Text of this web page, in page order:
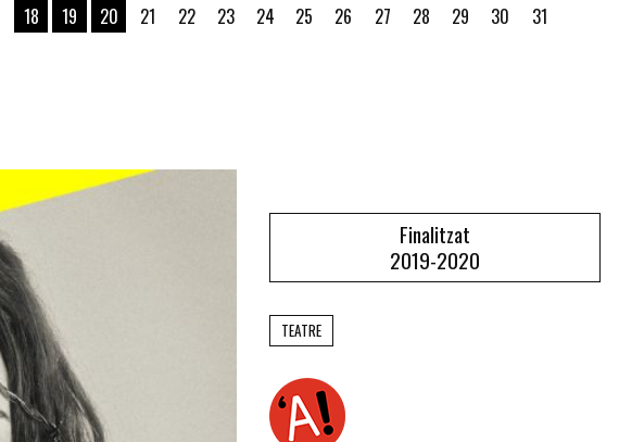
18
19
20
21
22
23
24
25
26
27
28
29
30
31
Finalitzat
2019-2020
TEATRE